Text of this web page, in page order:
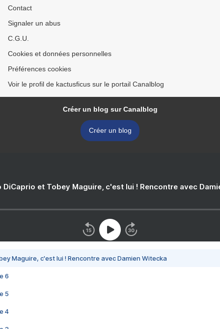
Contact
Signaler un abus
C.G.U.
Cookies et données personnelles
Préférences cookies
Voir le profil de kactusficus sur le portail Canalblog
Créer un blog sur Canalblog
Créer un blog
DiCaprio et Tobey Maguire, c'est lui ! Rencontre avec
Maguire, c'est lui ! Rencontre avec Damien Witecka
6
5
4